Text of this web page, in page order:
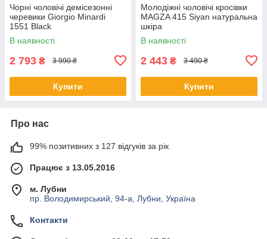
Чорні чоловічі демісезонні
черевики Giorgio Minardi
1551 Black
В наявності
2 793 ₴ 3 990 ₴
Купити
Молодіжні чоловічі кросівки
MAGZA 415 Siyan натуральна
шкіра
В наявності
2 443 ₴ 3 490 ₴
Купити
Про нас
99% позитивних з 127 відгуків за рік
Працює з 13.05.2016
м. Лубни
пр. Володимирський, 94-а, Лубни, Україна
Контакти